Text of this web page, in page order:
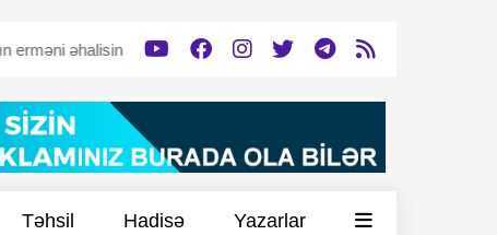
dəstək verəcək” Tərtərdə tərk edilmiş döyüş mövqeyi -
Təhsil Hadisə Yazarlar